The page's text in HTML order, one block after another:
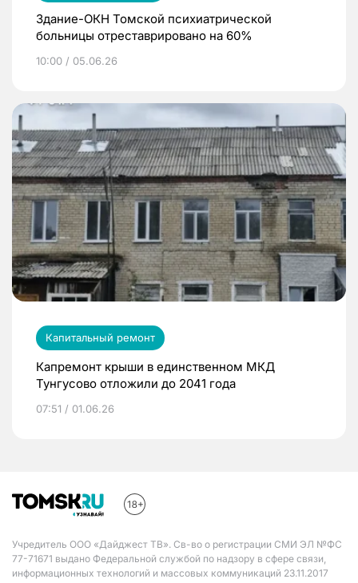
Здание-ОКН Томской психиатрической
больницы отреставрировано на 60%
10:00 / 05.06.26
Капитальный ремонт
Капремонт крыши в единственном МКД
Тунгусово отложили до 2041 года
07:51 / 01.06.26
Учредитель ООО «Дайджест ТВ». Св-во о регистрации СМИ ЭЛ №ФС
77-71671 выдано Федеральной службой по надзору в сфере связи,
информационных технологий и массовых коммуникаций 23.11.2017